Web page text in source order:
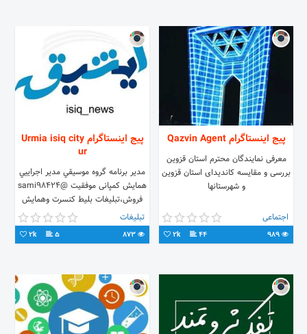
ویروس پادویش و همینطور مشاوره
کسب درآمد آنلاین شغل دوم با کمترین
سرمایه کارشناس فروش سارانی
09358730386 09192192149
پیج اینستاگرام Qazvin Agent
معرفی نمایندگان محترم استان قزوین
بررسی و مقایسه کاندیدای استان قزوین
و شهرستانها
اجتماعی
44
2k
پیج اینستاگرام Urmia isiq city
ur
مدير برنامه گروه موسيقي مدير اجراييي
همایش کمپانی موفقیت @sami98424
فروش،تبلیغات بلیط کنسرت وهمایش
تبلیغات تمام صنف ها
تبلیغات
5
2k